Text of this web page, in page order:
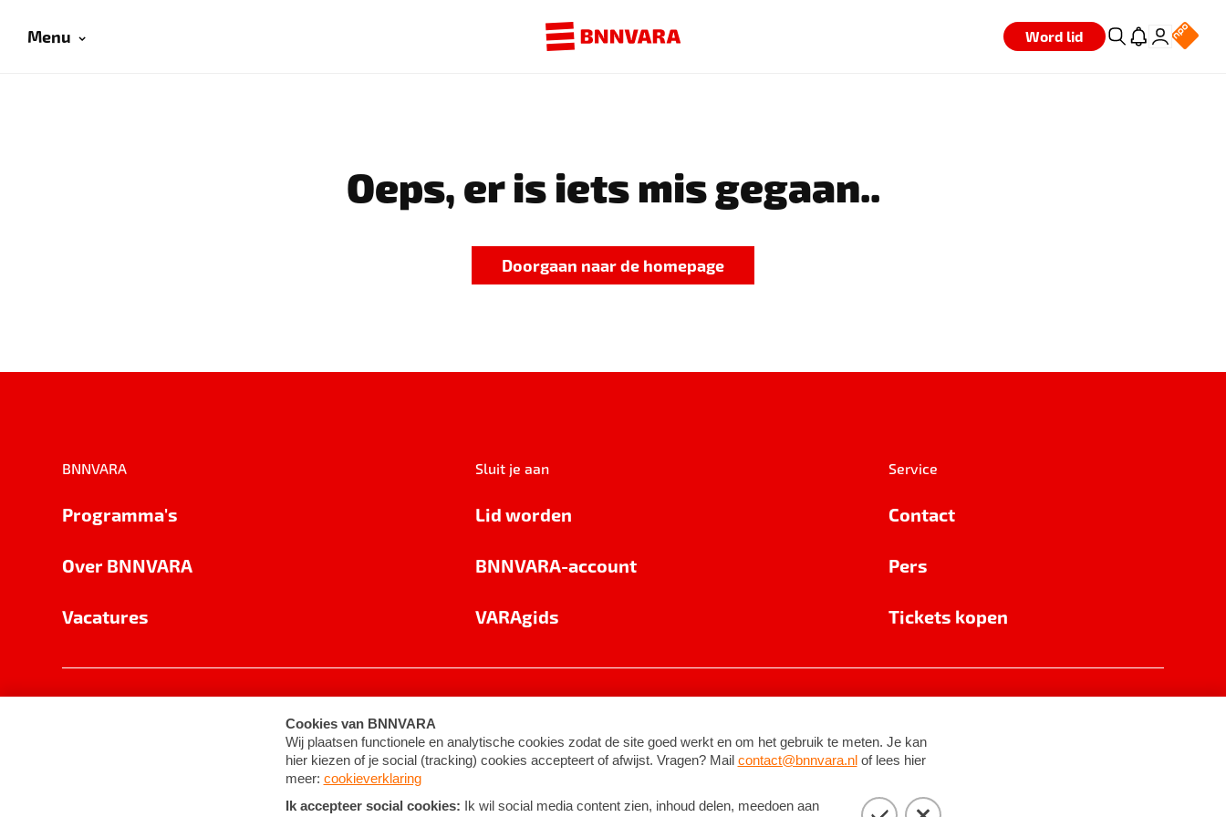
Menu Word lid
Oeps, er is iets mis gegaan..
Doorgaan naar de homepage
BNNVARA
Programma's
Over BNNVARA
Vacatures
Sluit je aan
Lid worden
BNNVARA-account
VARAgids
Service
Contact
Pers
Tickets kopen
Cookie-instellingen Algemene voorwaarden ©2026BNNVARA